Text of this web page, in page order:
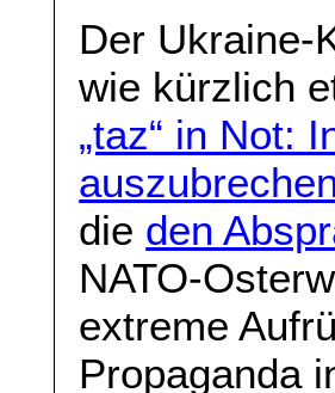
Der Ukraine-
wie kürzlich
„taz“ in Not:
die den
NATO-
extreme
Propaganda